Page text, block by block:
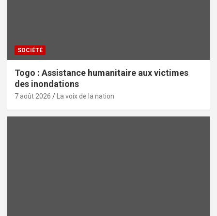
SOCIÉTÉ
Togo : Assistance humanitaire aux victimes
des inondations
7 août 2026 La voix de la nation